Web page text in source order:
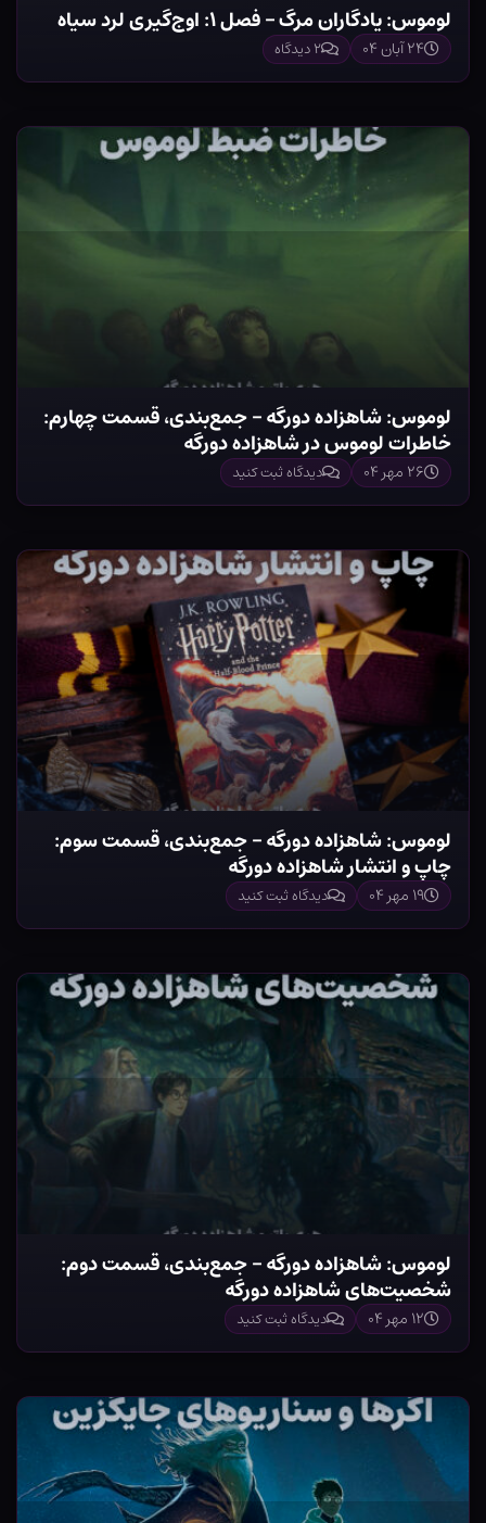
لوموس: یادگاران مرگ – فصل ۱: اوج‌گیری لرد سیاه
۲۴ آبان ۰۴ ۲ دیدگاه
لوموس: شاهزاده دورگه – جمع‌بندی، قسمت چهارم:
خاطرات لوموس در شاهزاده دورگه
۲۶ مهر ۰۴ دیدگاه ثبت کنید
لوموس: شاهزاده دورگه – جمع‌بندی، قسمت سوم:
چاپ و انتشار شاهزاده دورگه
۱۹ مهر ۰۴ دیدگاه ثبت کنید
لوموس: شاهزاده دورگه – جمع‌بندی، قسمت دوم:
شخصیت‌های شاهزاده دورگه
۱۲ مهر ۰۴ دیدگاه ثبت کنید